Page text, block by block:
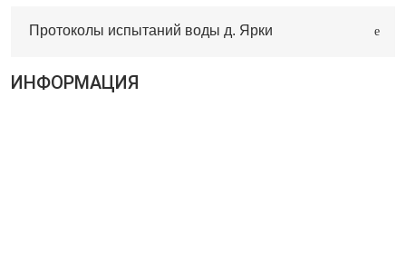
Протоколы испытаний воды д. Ярки
ИНФОРМАЦИЯ